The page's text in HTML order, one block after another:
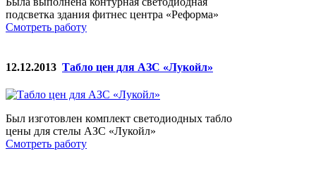
подсветка здания фитнес центра «Реформа»
Смотреть работу
12.12.2013 Табло цен для АЗС «Лукойл»
Был изготовлен комплект светодиодных табло
цены для стелы АЗС «Лукойл»
Смотреть работу